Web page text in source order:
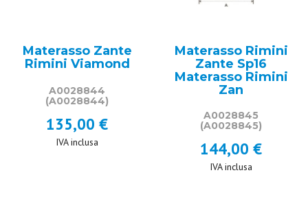
Materasso Zante
Rimini Viamond
A0028844
(A0028844)
135,00 €
IVA inclusa
Materasso Rimini
Zante Sp16
Materasso Rimini
Zan
A0028845
(A0028845)
144,00 €
IVA inclusa